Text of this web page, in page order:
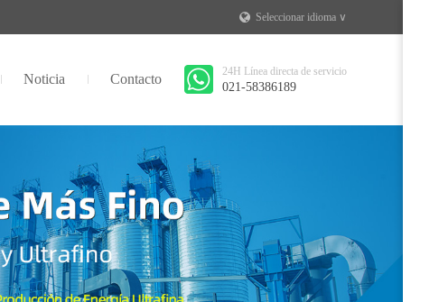
Seleccionar idioma ∨
Noticia Contacto 24H Línea directa de servicio
021-58386189